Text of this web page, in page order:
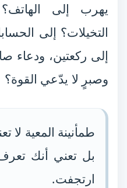
يهرب إلى
التخيلات؟ إلى
إلى ركعتين،
وصبرٍ لا يدّعي القوة؟
طمأنينة المعية
بل تعني أنك
ارتجفت.